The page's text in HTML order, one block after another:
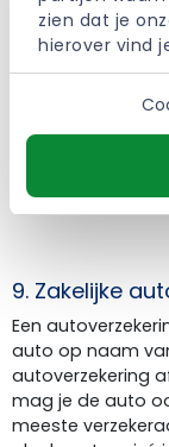
zien dat je
hierover vind
Neem je spullen
Bijvoorbeeld
gedekt. Hiervoor
Niet alle
privé- en
Bijvoorbeeld als
9. Zakelijke
Een
auto op naam
autoverzekering
mag je de auto
meeste